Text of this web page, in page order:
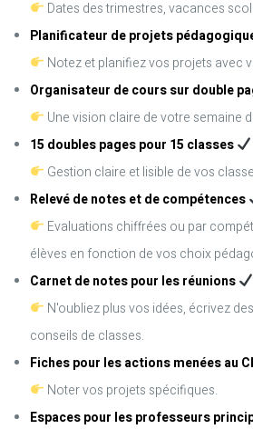
Dates des trimestres, vacances
Planificateur de projets
Notez et planifiez vos projets avec
Organisateur de cours sur double
Une vision claire de votre semaine
15 doubles pages pour 15 classes
Gestion claire et lisible de vos
Relevé de notes et de compétences
Evaluations chiffrées ou par
élèves en fonction de vos choix
Carnet de notes pour les réunions
N'oubliez plus vos idées, écrivez
conseils de classes.
Fiches pour les actions menées au
Noter vos projets spécifiques.
Espaces pour les professeurs